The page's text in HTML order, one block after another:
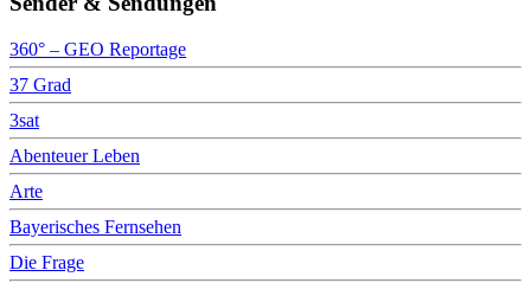
360° – GEO Reportage
37 Grad
3sat
Abenteuer Leben
Arte
Bayerisches Fernsehen
Die Frage